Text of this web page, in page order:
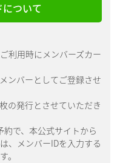
ついて
利用時にメンバーズカー
ンバーとしてご登録させ
の発行とさせていただき
で、本公式サイトから
、メンバーIDを入力する
。